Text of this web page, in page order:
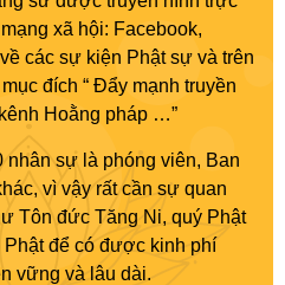
xã hội: Facebook,
các sự kiện Phật sự và trên
đích “ Đẩy mạnh truyền
Hoằng pháp …”
nhân sự là phóng viên, Ban
vì vậy rất cần sự quan
Tôn đức Tăng Ni, quý Phật
để có được kinh phí
vững và lâu dài.